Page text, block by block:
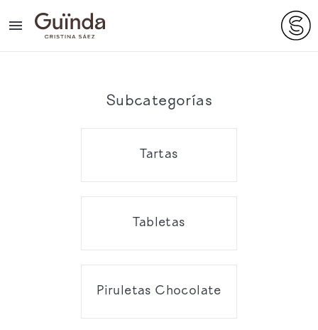

Subcategorías
Tartas
Tabletas
Piruletas Chocolate